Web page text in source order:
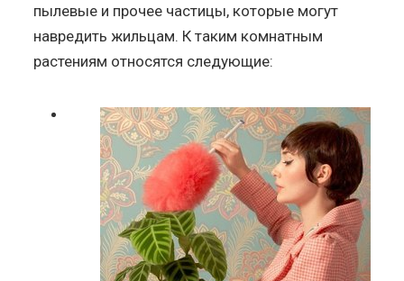
пылевые и прочее частицы, которые могут
навредить жильцам. К таким комнатным
растениям относятся следующие: